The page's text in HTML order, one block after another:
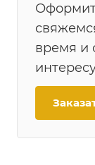
время и